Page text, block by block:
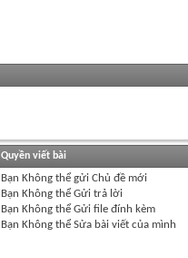
Quyền viết bài
Bạn Không thểgửi Chủ đề mới
Bạn Không thểGửi trả lời
Bạn Không thểGửi file đính kèm
Bạn Không thểSửa bài viết của mình